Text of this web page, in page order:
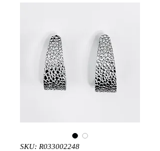
SKU: R033002248